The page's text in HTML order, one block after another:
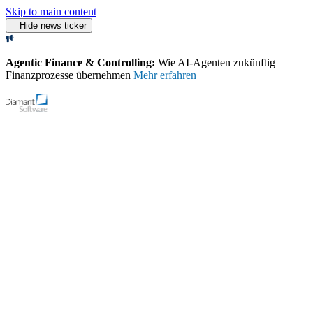
Skip to main content
Hide news ticker
Agentic Finance & Controlling: Wie AI‑Agenten zukünftig
Finanzprozesse übernehmen Mehr erfahren